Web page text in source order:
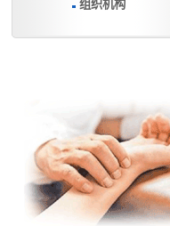
组织机构